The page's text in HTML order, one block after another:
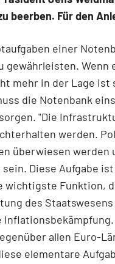
beerben. Für den
einer
gewährleisten.
mehr in der Lage
die Notenbank
"Die
werden.
überwiesen
Diese Aufgabe
wichtigste Funktion,
des
allen Euro-
elementare